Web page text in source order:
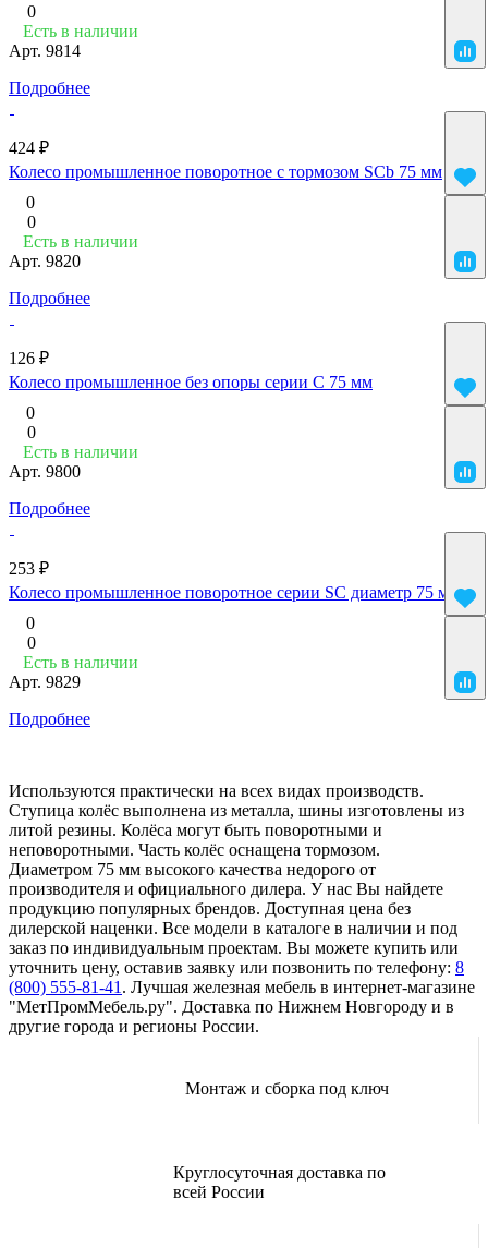
0
Есть в наличии
Арт. 9814
Подробнее
424 ₽
Колесо промышленное поворотное с тормозом SCb 75 мм
0
0
Есть в наличии
Арт. 9820
Подробнее
126 ₽
Колесо промышленное без опоры серии C 75 мм
0
0
Есть в наличии
Арт. 9800
Подробнее
253 ₽
Колесо промышленное поворотное серии SC диаметр 75 мм
0
0
Есть в наличии
Арт. 9829
Подробнее
Используются практически на всех видах производств.
Ступица колёс выполнена из металла, шины изготовлены из
литой резины. Колёса могут быть поворотными и
неповоротными. Часть колёс оснащена тормозом.
Диаметром 75 мм высокого качества недорого от
производителя и официального дилера. У нас Вы найдете
продукцию популярных брендов. Доступная цена без
дилерской наценки. Все модели в каталоге в наличии и под
заказ по индивидуальным проектам. Вы можете купить или
уточнить цену, оставив заявку или позвонить по телефону: 8
(800) 555-81-41 . Лучшая железная мебель в интернет-магазине
"МетПромМебель.ру". Доставка по Нижнем Новгороду и в
другие города и регионы России.
Монтаж и сборка под ключ
Круглосуточная доставка по
всей России